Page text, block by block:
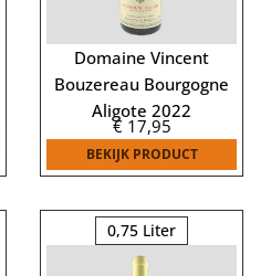
Domaine Vincent
Bouzereau Bourgogne
Aligote 2022
€17,95
BEKIJK PRODUCT
0,75 Liter